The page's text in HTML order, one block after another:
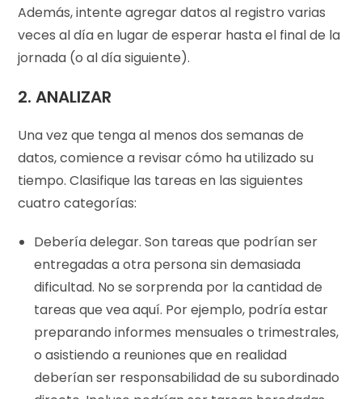
Además, intente agregar datos al registro varias
veces al día en lugar de esperar hasta el final de la
jornada (o al día siguiente).
2.ANALIZAR
Una vez que tenga al menos dos semanas de
datos, comience a revisar cómo ha utilizado su
tiempo. Clasifique las tareas en las siguientes
cuatro categorías:
Debería delegar. Son tareas que podrían ser
entregadas a otra persona sin demasiada
dificultad. No se sorprenda por la cantidad de
tareas que vea aquí. Por ejemplo, podría estar
preparando informes mensuales o trimestrales,
o asistiendo a reuniones que en realidad
deberían ser responsabilidad de su subordinado